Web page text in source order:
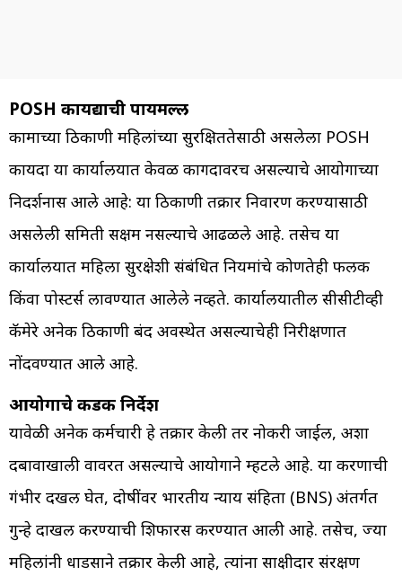
POSH कायद्याची पायमल्ली
कामाच्या ठिकाणी महिलांच्या सुरक्षिततेसाठी असलेला POSH
कायदा या कार्यालयात केवळ कागदावरच असल्याचे आयोगाच्या
निदर्शनास आले आहे: या ठिकाणी तक्रार निवारण करण्यासाठी
असलेली समिती सक्षम नसल्याचे आढळले आहे. तसेच या
कार्यालयात महिला सुरक्षेशी संबंधित नियमांचे कोणतेही फलक
किंवा पोस्टर्स लावण्यात आलेले नव्हते. कार्यालयातील सीसीटीव्ही
कॅमेरे अनेक ठिकाणी बंद अवस्थेत असल्याचेही निरीक्षणात
नोंदवण्यात आले आहे.
आयोगाचे कडक निर्देश
यावेळी अनेक कर्मचारी हे तक्रार केली तर नोकरी जाईल, अशा
दबावाखाली वावरत असल्याचे आयोगाने म्हटले आहे. या प्रकरणाची
गंभीर दखल घेत, दोषींवर भारतीय न्याय संहिता (BNS) अंतर्गत
गुन्हे दाखल करण्याची शिफारस करण्यात आली आहे. तसेच, ज्या
महिलांनी धाडसाने तक्रार केली आहे, त्यांना साक्षीदार संरक्षण